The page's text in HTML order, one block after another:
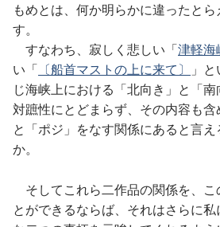
もめとは、何か明らかに違ったと
す。
すなわち、寂しく悲しい「 津軽海
い「
〔船首マストの上に来て〕
」
じ海峡上における「北向き」と「
対蹠性にとどまらず、その内容も含
と「ポジ」をなす関係にあると言え
か。
そしてこれら二作品の関係を、こ
とができるならば、それはさらに私